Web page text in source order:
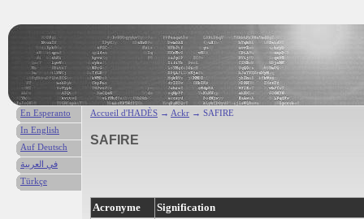
Accueil d'HADÈS → Ackr → SAFIRE
SAFIRE
Acronyme Signification
En Esperanto
In English
Auf Deutsch
في العربية
Türkçe